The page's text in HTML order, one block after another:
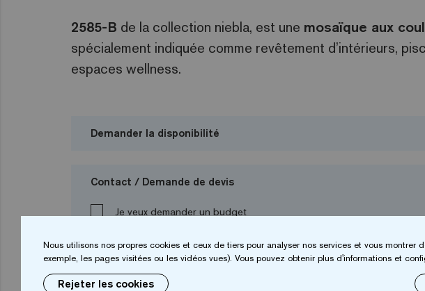
2585-B de la collection niebla, est une mosaïque aux
spécialement indiquée comme revêtement d’intérieurs,
espaces wellness.
Demander la disponibilité
Contact / Demande de devis
Je veux demander un budget
Prénom*
Nous utilisons nos propres cookies et ceux de tiers pour analyser nos services et vous
exemple, les pages visitées ou les vidéos vues). Vous pouvez obtenir plus d'informations et
Rejeter les cookies